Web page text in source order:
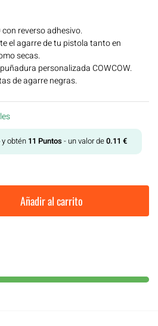
reverso adhesivo.
el agarre de tu pistola tanto en
secas.
personalizada COWCOW.
de agarre negras.
obtén 11 Puntos - un valor de0.11 €
Añadir al carrito